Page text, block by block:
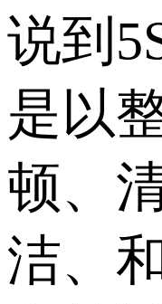
说到
是以
顿、
洁、